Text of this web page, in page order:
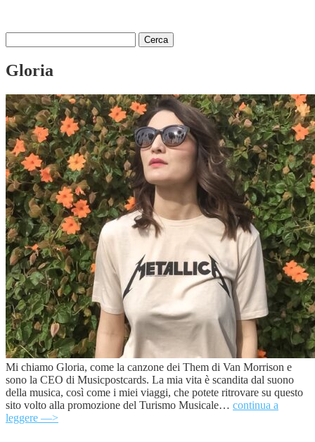
per:
Gloria
Mi chiamo Gloria, come la canzone dei Them di Van Morrison e
sono la CEO di Musicpostcards. La mia vita è scandita dal suono
della musica, così come i miei viaggi, che potete ritrovare su questo
sito volto alla promozione del Turismo Musicale… continua a
leggere —>